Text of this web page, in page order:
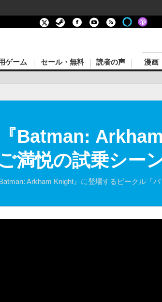
ゲーム セール・無料 読者の声 漫画
Batman:
満悦の試乗シー
Arkham Knight』に登場するビークル「